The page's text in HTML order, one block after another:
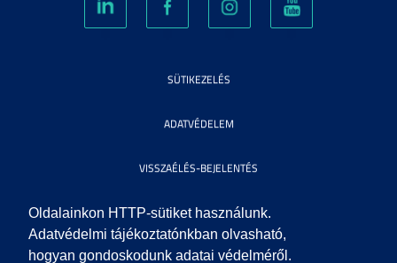
Oldalainkon HTTP-sütiket használunk.
Adatvédelmi tájékoztatónkban olvasható,
hogyan gondoskodunk adatai védelméről.
SÜTIKEZELÉS
ADATVÉDELEM
VISSZAÉLÉS-BEJELENTÉS
KÖZÉRDEKŰ ADATOK
IMPRESSZUM